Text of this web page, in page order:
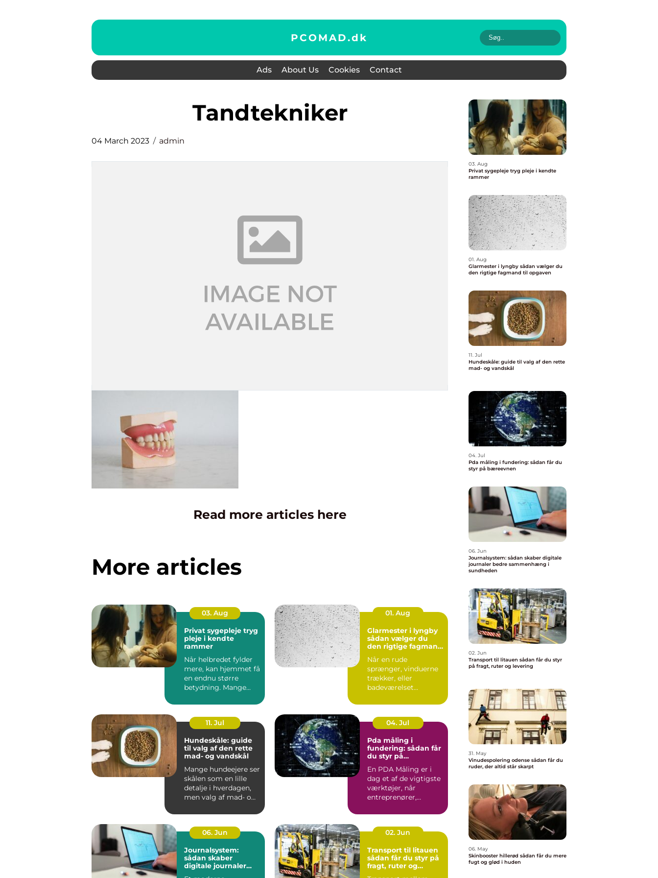
PCOMAD.dk
Ads About Us Cookies Contact
Tandtekniker
04 March 2023 admin
Read more articles here
More articles
03. Aug
Privat sygepleje tryg
pleje i kendte
rammer
Når helbredet fylder
mere, kan hjemmet få
en endnu større
betydning. Mange
be...
01. Aug
Glarmester i lyngby
sådan vælger du
den rigtige fagmand
Når en rude
sprænger, vinduerne
trækker, eller
badeværelset
spejl, er en glarmest...
11. Jul
Hundeskåle: guide
til valg af den rette
mad- og vandskål
Mange hundeejere ser
skålen som en lille
detalje i hverdagen,
men valg af mad- og
04. Jul
Pda måling i
fundering: sådan får
du styr på
En PDA Måling er i
dag et af de vigtigste
værktøjer, når
entreprenører,
rådgivere vil d...
06. Jun
Journalsystem:
sådan skaber
digitale journaler
02. Jun
Transport til litauen
sådan får du styr på
fragt, ruter og
03. Aug
Privat sygepleje tryg pleje i kendte
rammer
01. Aug
Glarmester i lyngby sådan vælger du
den rigtige fagmand til opgaven
11. Jul
Hundeskåle: guide til valg af den rette
mad- og vandskål
04. Jul
Pda måling i fundering: sådan får du
styr på bæreevnen
06. Jun
Journalsystem: sådan skaber digitale
journaler bedre sammenhæng i
sundheden
02. Jun
Transport til litauen sådan får du styr
på fragt, ruter og levering
31. May
Vinudespolering odense sådan får du
ruder, der altid står skarpt
06. May
Skinbooster hillerød sådan får du mere
fugt og glød i huden